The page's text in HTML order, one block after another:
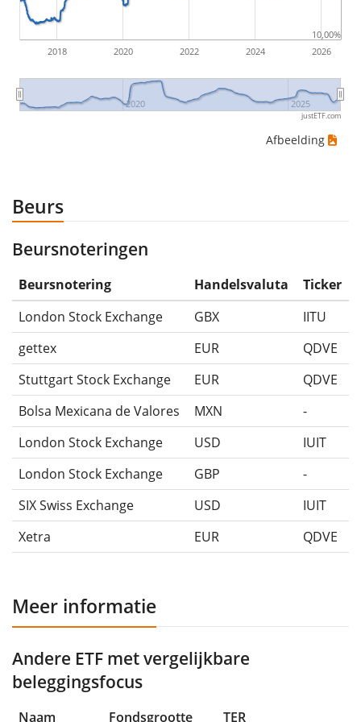
(indien van toepassing).
2018 2020 2022 2024 2026
2020 2025
10,00%
justETF.com
Afbeelding
Beurs
Beursnoteringen
Beursnotering Handelsvaluta
Ticker
London Stock Exchange
GBX
IITU
gettex
EUR
QDVE
Stuttgart Stock Exchange
EUR
QDVE
Bolsa Mexicana de Valores
MXN
-
London Stock Exchange
USD
IUIT
London Stock Exchange
GBP
-
SIX Swiss Exchange
USD
IUIT
Xetra
EUR QDVE
Meer informatie
Andere ETF met vergelijkbare
beleggingsfocus
Naam Fondsgrootte TER